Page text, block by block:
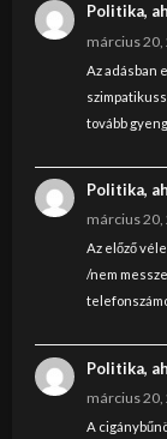
Politika,
március 20,
Az adásban
tovább
Politika,
március 20,
Az előző
/nem
Politika,
március 20,
A